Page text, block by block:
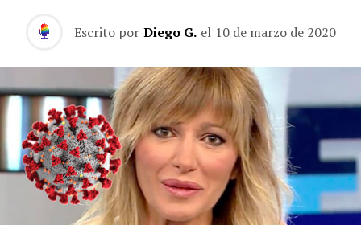
Escrito por Diego G. el 10 de marzo de 2020